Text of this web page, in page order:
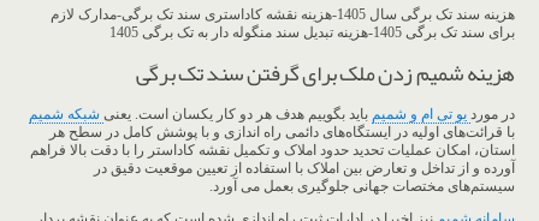
هزینه سند تک برگی سال 1405-هزینه نقشه کاداستری سند تک برگی-مدارک لازم
برای سند تک برگی 1405-هزینه تبدیل سند منگوله دار به تک برگی 1405
هزینه شمیم زدن ملک برای گرفتن سند تک برگی
در مورد یو تی ام و شمیم باید بگوییم هدف هر دو کار یکسان است. یعنی شبکه شمیم
با قرائت‌های اولیه در ایستگاه‌های دائمی راه اندازی و با پوشش کامل در سطح هر
استان، امکان عملیات تحدید حدود املاک و تکمیل نقشه کاداستر را با دقت بالا فراهم
آورده و از تداخل و تعارض بین املاک با استفاده از تعیین موقعیت دقیق در
سیستم‌های مختصات جهانی جلوگیری بعمل می آورد.